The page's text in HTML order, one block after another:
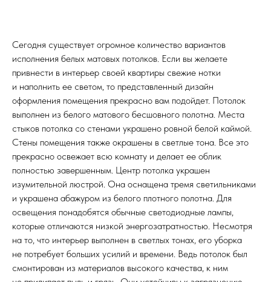
Сегодня существует огромное количество вариантов
исполнения белых матовых потолков. Если вы желаете
привнести в интерьер своей квартиры свежие нотки
и наполнить ее светом, то представленный дизайн
оформления помещения прекрасно вам подойдет. Потолок
выполнен из белого матового бесшовного полотна. Места
стыков потолка со стенами украшено ровной белой каймой.
Стены помещения также окрашены в светлые тона. Все это
прекрасно освежает всю комнату и делает ее облик
полностью завершенным. Центр потолка украшен
изумительной люстрой. Она оснащена тремя светильниками
и украшена абажуром из белого плотного полотна. Для
освещения понадобятся обычные светодиодные лампы,
которые отличаются низкой энергозатратностью. Несмотря
на то, что интерьер выполнен в светлых тонах, его уборка
не потребует больших усилий и времени. Ведь потолок был
смонтирован из материалов высокого качества, к ним